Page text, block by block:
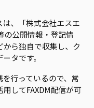
、「株式会社エスエ
の公開情報・登記情
ら独自で収集し、ク
タです。
行っているので、常
してFAXDM配信が可